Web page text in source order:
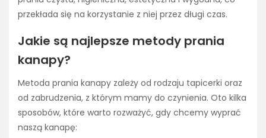
przekłada się na korzystanie z niej przez długi czas.
Jakie są najlepsze metody prania
kanapy?
Metoda prania kanapy zależy od rodzaju tapicerki oraz
od zabrudzenia, z którym mamy do czynienia. Oto kilka
sposobów, które warto rozważyć, gdy chcemy wyprać
naszą kanapę: